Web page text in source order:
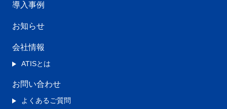
導入事例
お知らせ
会社情報
ATISとは
お問い合わせ
よくあるご質問